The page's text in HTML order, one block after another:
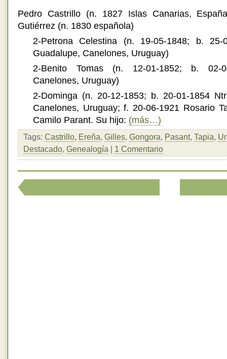
Pedro Castrillo (n. 1827 Islas Canarias,
Gutiérrez (n. 1830 española)
2-Petrona Celestina (n. 19-05-1848; b.
Guadalupe, Canelones, Uruguay)
2-Benito Tomas (n. 12-01-1852; b. 02-
Canelones, Uruguay)
2-Dominga (n. 20-12-1853; b. 20-01-1854
Canelones, Uruguay; f. 20-06-1921 Rosario
Camilo Parant. Su hijo: (más…)
Tags: Castrillo, Ereña, Gilles, Gongora, Pasant, Tapia,
Destacado, Genealogía 1 Comentario